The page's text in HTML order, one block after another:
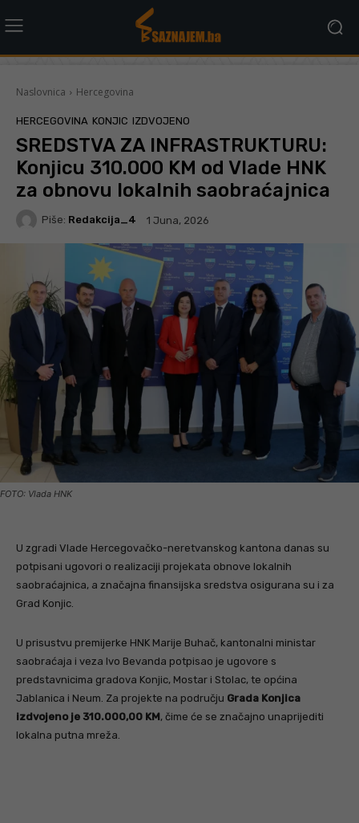
Naslovnica Hercegovina
HERCEGOVINA KONJIC IZDVOJENO
SREDSTVA ZA INFRASTRUKTURU:
Konjicu 310.000 KM od Vlade HNK
za obnovu lokalnih saobraćajnica
Piše: Redakcija_4 1 Juna, 2026
FOTO: Vlada HNK
U zgradi Vlade Hercegovačko-neretvanskog kantona danas su
potpisani ugovori o realizaciji projekata obnove lokalnih
saobraćajnica, a značajna finansijska sredstva osigurana su i za
Grad Konjic.
U prisustvu premijerke HNK Marije Buhač, kantonalni ministar
saobraćaja i veza Ivo Bevanda potpisao je ugovore s
predstavnicima gradova Konjic, Mostar i Stolac, te općina
Jablanica i Neum. Za projekte na području Grada Konjica
izdvojeno je 310.000,00 KM, čime će se značajno unaprijediti
lokalna putna mreža.